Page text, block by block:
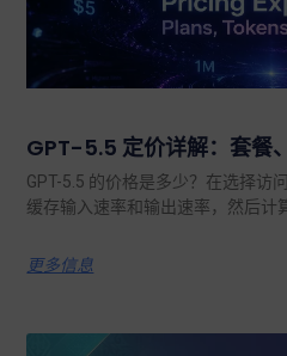
GPT-5.5 定价详解：套餐
GPT-5.5 的价格是多少？在选择访
缓存输入速率和输出速率，然后计
更多信息